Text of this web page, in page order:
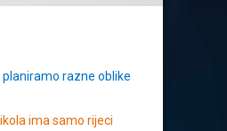
razne oblike
ima samo rijeci